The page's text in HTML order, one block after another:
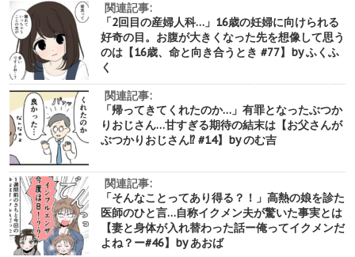
関連記事:
「2回目の産婦人科…」16歳の妊婦に向けられる
好奇の目。お腹が大きくなった先を想像して思う
のは【16歳、命と向き合うとき #77】by ふくふ
く
関連記事:
「帰ってきてくれたのか…」有罪となったぶつか
りおじさん…甘すぎる期待の結末は【お父さんが
ぶつかりおじさん⁉︎ #14】by のむ吉
関連記事:
「そんなことってあり得る？！」高熱の娘を診た
医師のひと言…自称イクメン夫が驚いた事実とは
【妻と身体が入れ替わった話ー俺ってイクメンだ
よね？ー#46】by あおば